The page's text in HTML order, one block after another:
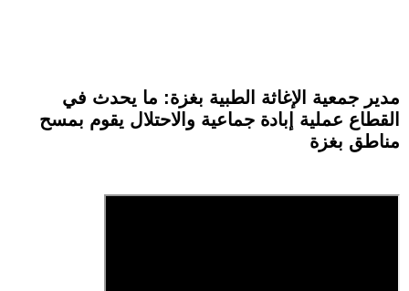
مدير جمعية الإغاثة الطبية بغزة: ما يحدث في
القطاع عملية إبادة جماعية والاحتلال يقوم بمسح
مناطق بغزة